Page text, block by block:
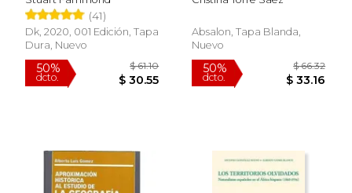
(41)
Dk, 2020, 001 Edición, Tapa
Dura, Nuevo
Absalon, Tapa Blanda,
Nuevo